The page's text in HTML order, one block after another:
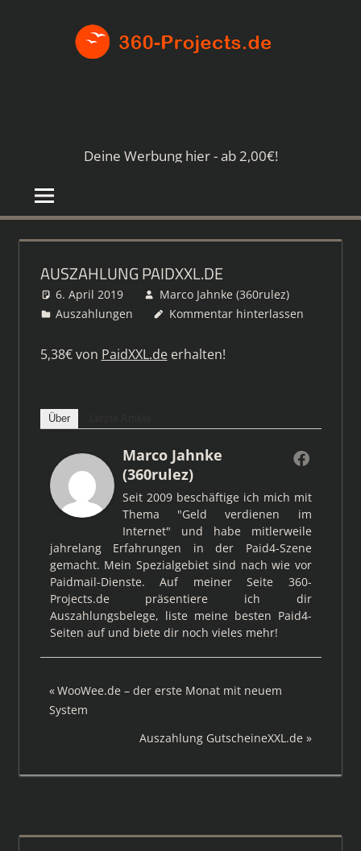
Deine Werbung hier - ab 2,00€!
AUSZAHLUNG PAIDXXL.DE
6. April 2019
Marco Jahnke (360rulez)
Auszahlungen
Kommentar hinterlassen
5,38€ von PaidXXL.deerhalten!
Über
Marco Jahnke
(360rulez)
Seit 2009 beschäftige ich mich mit
Thema "Geld verdienen im
Internet" und habe mitlerweile
jahrelang Erfahrungen in der Paid4-Szene
gemacht. Mein Spezialgebiet sind nach wie vor
Paidmail-Dienste. Auf meiner Seite 360-
Projects.de präsentiere ich dir
Auszahlungsbelege, liste meine besten Paid4-
Seiten auf und biete dir noch vieles mehr!
Beitragsnavigation
Vorheriger
Beitrag:
WooWee.de – der erste Monat mit neuem
System
Nächster
Auszahlung GutscheineXXL.de